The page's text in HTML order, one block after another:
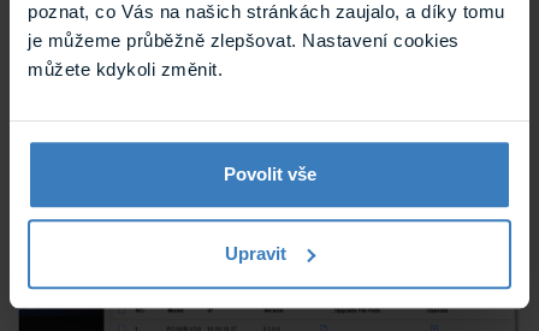
poznat, co Vás na našich stránkách zaujalo, a díky tomu
je můžeme průběžně zlepšovat. Nastavení cookies
můžete kdykoli změnit.
Povolit vše
Upravit
U jednotky, jejíž firmvér aktualizujeme, je možné